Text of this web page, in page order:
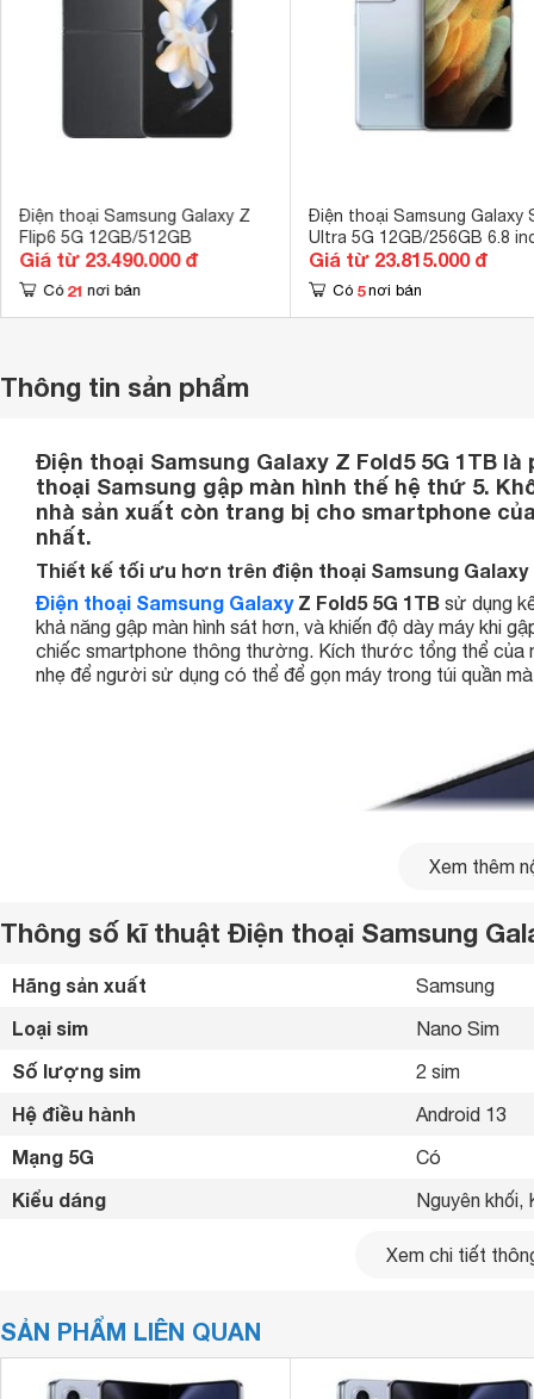
Điện thoại Samsung Galaxy Z
Flip6 5G 12GB/512GB
Giá từ 23.490.000 đ
Có 21 nơi bán
Điện thoại Samsung Galaxy
Ultra 5G 12GB/256GB 6.8
Giá từ 23.815.000 đ
Có 5 nơi bán
Thông tin sản phẩm
Điện thoại Samsung Galaxy Z Fold5 5G 1TB
thoại Samsung gập màn hình thế hệ thứ 5.
nhà sản xuất còn trang bị cho smartphone
nhất.
Thiết kế tối ưu hơn trên điện thoại Samsung Galaxy
Điện thoại Samsung GalaxyZ Fold5 5G 1TB sử dụng
khả năng gập màn hình sát hơn, và khiến độ dày máy khi
chiếc smartphone thông thường. Kích thước tổng thể của
nhẹ để người sử dụng có thể để gọn máy trong túi quần
Nguồn ảnh:
Xem thêm
Thông số kĩ thuật Điện thoại Samsung
Hãng sản xuất Samsung
Loại sim Nano Sim
Số lượng sim 2 sim
Hệ điều hành Android 13
Mạng 5G Có
Kiểu dáng Nguyên
154.9 x
Kiểu màn hình
Xem chi tiết
SẢN PHẨM LIÊN QUAN